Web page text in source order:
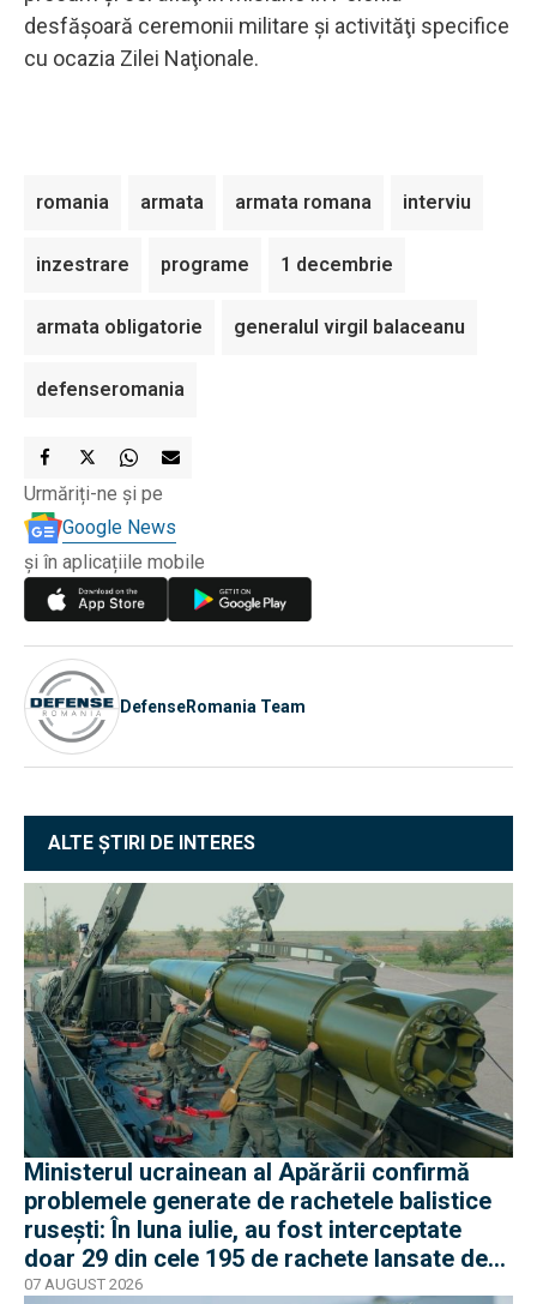
desfăşoară ceremonii militare şi activităţi specifice
cu ocazia Zilei Naţionale.
romania armata armata romana interviu
inzestrare programe 1 decembrie
armata obligatorie generalul virgil balaceanu
defenseromania
Urmăriți-ne și pe
Google News
și în aplicațiile mobile
DefenseRomania Team
ALTE ȘTIRI DE INTERES
Ministerul ucrainean al Apărării confirmă
problemele generate de rachetele balistice
rusești: În luna iulie, au fost interceptate
doar 29 din cele 195 de rachete lansate de
armata rusă
07 AUGUST 2026